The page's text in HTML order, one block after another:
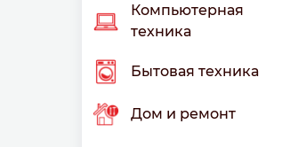
Компьютерная
техника
Бытовая техника
Дом и ремонт